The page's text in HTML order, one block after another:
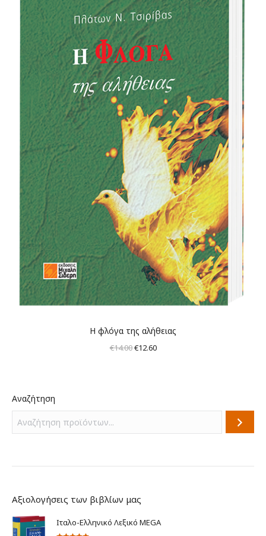
Η φλόγα της αλήθειας
€14.00Original
€12.60Η
Αναζήτηση
Αξιολογήσεις των βιβλίων μας
Ιταλο-Ελληνικό Λεξικό MEGA